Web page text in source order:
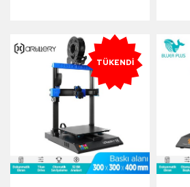
TÜKENDI